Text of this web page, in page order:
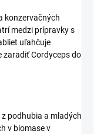
konzervačných
medzi prípravky s
uľahčuje
zaradiť Cordyceps do
podhubia a mladých
v biomase v